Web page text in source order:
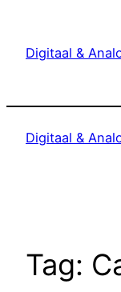
Digitaal &
Digitaal &
Tag: